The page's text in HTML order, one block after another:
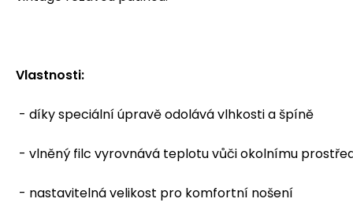
Vlastnosti:
- díky speciální úpravě odolává vlhkosti a špíně
- vlněný filc vyrovnává teplotu vůči okolnímu
- nastavitelná velikost pro komfortní nošení